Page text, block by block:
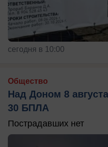
сегодня в 10:00
Общество
Над Доном 8
30 БПЛА
Пострадавших нет